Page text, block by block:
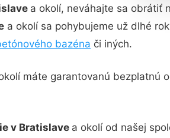
a okolí, neváhajte sa obrátiť
a okolí sa pohybujeme už dlhé
bazéna či iných.
máte garantovanú bezplatnú
v Bratislave a okolí od našej